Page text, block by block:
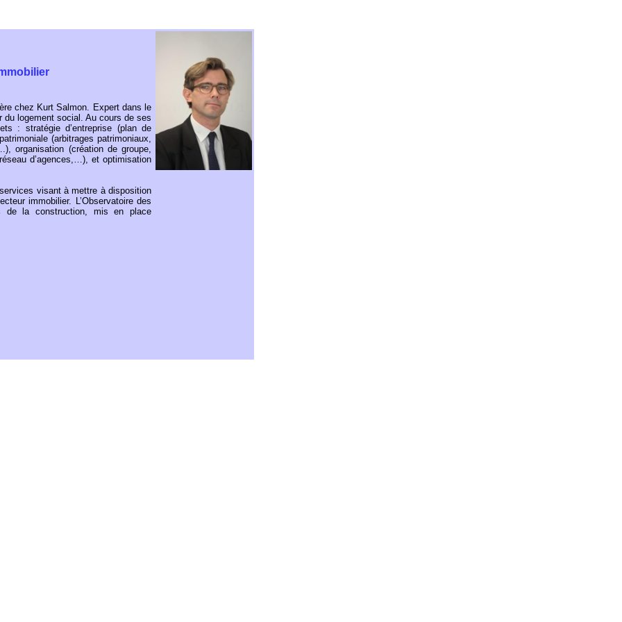
chez Kurt Salmon. Expert dans le
du logement social. Au cours de ses
: stratégie d’entreprise (plan de
(arbitrages patrimoniaux,
organisation (création de groupe,
d’agences,…), et optimisation
visant à mettre à disposition
immobilier. L’Observatoire des
de la construction, mis en place